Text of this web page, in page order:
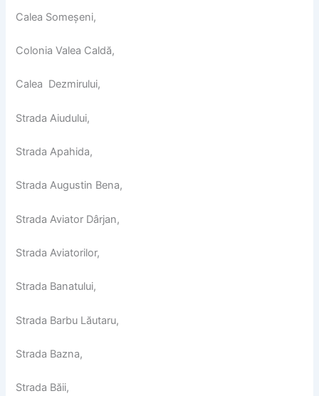
Calea Someșeni,
Colonia Valea Caldă,
Calea Dezmirului,
Strada Aiudului,
Strada Apahida,
Strada Augustin Bena,
Strada Aviator Dârjan,
Strada Aviatorilor,
Strada Banatului,
Strada Barbu Lăutaru,
Strada Bazna,
Strada Băii,